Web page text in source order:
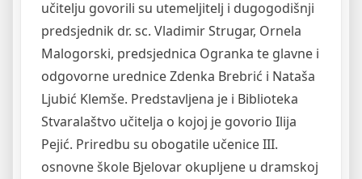
učitelju govorili su utemeljitelj i dugogodišnji
predsjednik dr. sc. Vladimir Strugar, Ornela
Malogorski, predsjednica Ogranka te glavne i
odgovorne urednice Zdenka Brebrić i Nataša
Ljubić Klemše. Predstavljena je i Biblioteka
Stvaralaštvo učitelja o kojoj je govorio Ilija
Pejić. Priredbu su obogatile učenice III.
osnovne škole Bjelovar okupljene u dramskoj